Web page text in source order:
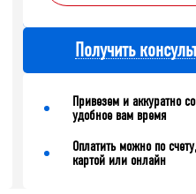
Получить
Привезем и аккуратно
удобное вам время
Оплатить можно по
картой или онлайн